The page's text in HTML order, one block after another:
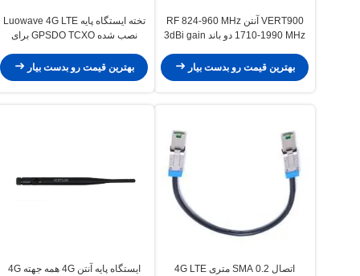
VERT900 آنتن RF 824-960 MHz
1710-1990 MHz دو باند 3dBi gain
بهترین قیمت رو بدست بیار
تخته ایستگاه پایه Luowave 4G LTE
نصب شده GPSDO TCXO برای
بهترین قیمت رو بدست بیار
اتصال SMA 0.2 متری 4G LTE
ایستگاه پایه آنتن 4G همه جهته 4G